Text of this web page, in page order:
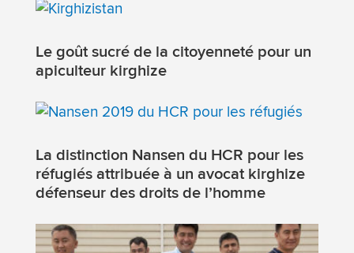
Le goût sucré de la citoyenneté pour un
apiculteur kirghize
La distinction Nansen du HCR pour les
réfugiés attribuée à un avocat kirghize
défenseur des droits de l’homme